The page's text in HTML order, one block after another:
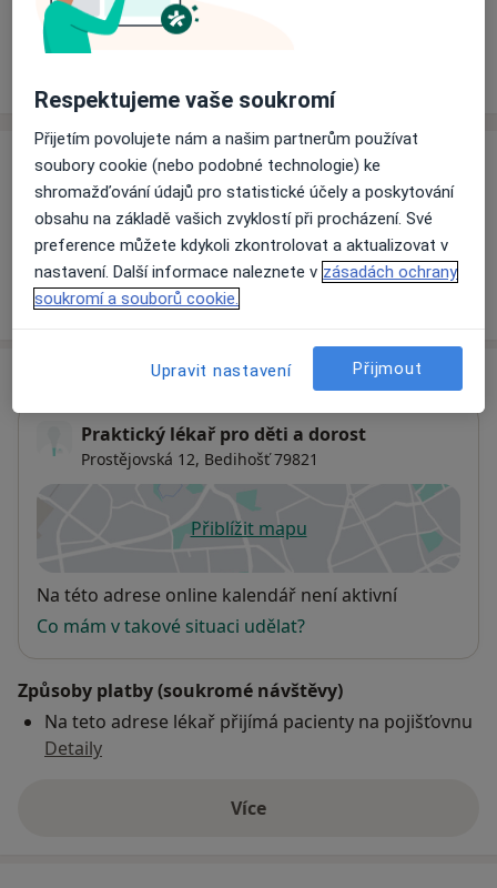
Ceník
Informace o službách a cenách nejsou k dispozici
Tento specialista ještě nepřidával žádné informace o
svých službách.
Praktický lékař pro děti a dorost
Prostějovská 12, Bedihošť 79821
Přiblížit mapuse otevře v nové záložce
Dostupnost
Na této adrese online kalendář není aktivní
Co mám v takové situaci udělat?
Způsoby platby (soukromé návštěvy)
Na teto adrese lékař přijímá pacienty na pojišťovnu
Detaily
Víceo adrese
Respektujeme vaše soukromí
Přijetím povolujete nám a našim partnerům používat
soubory cookie (nebo podobné technologie) ke
shromažďování údajů pro statistické účely a poskytování
obsahu na základě vašich zvyklostí při procházení. Své
preference můžete kdykoli zkontrolovat a aktualizovat v
nastavení. Další informace naleznete v zásadách ochrany
soukromí a souborů cookie.
Upravit nastavení Přijmout